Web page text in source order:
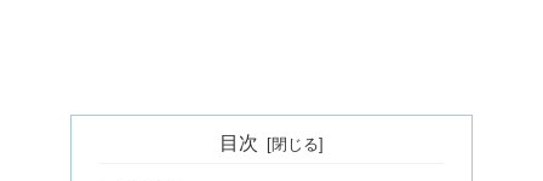
目次